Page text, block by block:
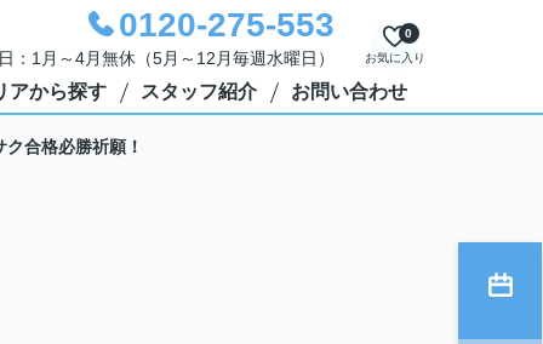
0120-275-553
1月～4月無休（5月～12月毎週水曜日） お気に入り
0
アから探す スタッフ紹介 お問い合わせ
合格必勝祈願！